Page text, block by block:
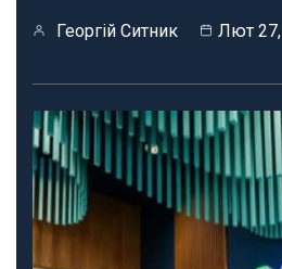
Георгій Ситник Лют